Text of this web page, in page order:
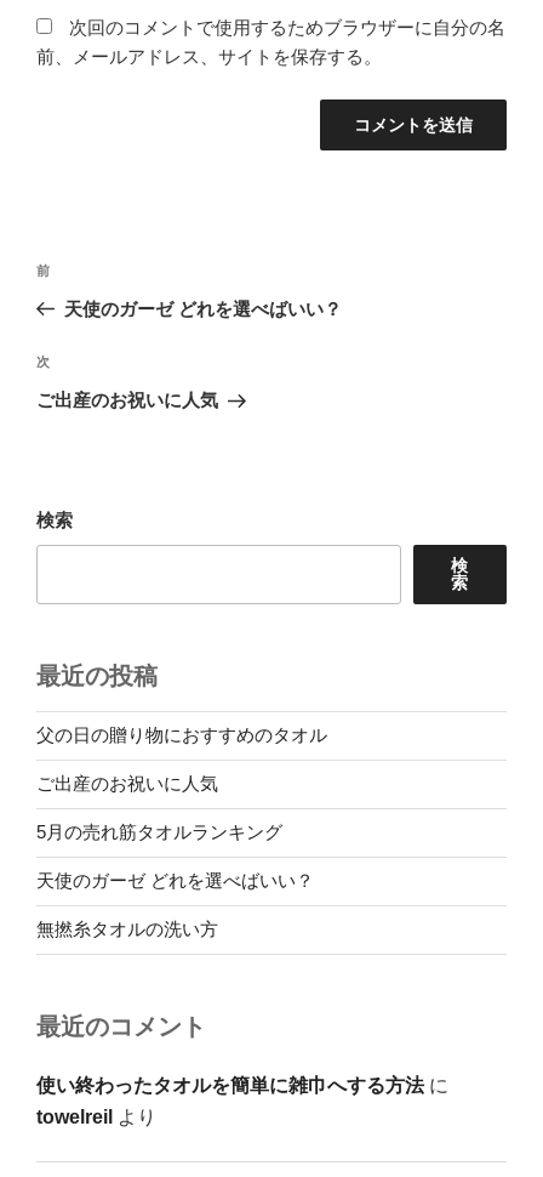
次回のコメントで使用するためブラウザーに自分の名
前、メールアドレス、サイトを保存する。
投
ナ
ビ
ゲ
ン
前
の
稿
前
天使のガーゼ どれを選べばいい？
次
の
次
ご出産のお祝いに人気
検索
検
索
最近の投稿
父の日の贈り物におすすめのタオル
ご出産のお祝いに人気
5月の売れ筋タオルランキング
天使のガーゼ どれを選べばいい？
無撚糸タオルの洗い方
最近のコメント
使い終わったタオルを簡単に雑巾へする方法に
towelreil より